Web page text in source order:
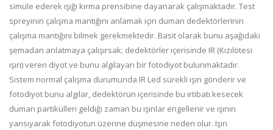
simüle ederek ışığı kırma prensibine dayanarak çalışmaktadır. Test
spreyinin çalışma mantığını anlamak için duman dedektörlerinin
çalışma mantığını bilmek gerekmektedir. Basit olarak bunu aşağıdaki
şemadan anlatmaya çalışırsak; dedektörler içerisinde IR (Kızılötesi
ışın) veren diyot ve bunu algılayan bir fotodiyot bulunmaktadır.
Sistem normal çalışma durumunda IR Led sürekli ışın gönderir ve
fotodiyot bunu algılar, dedektörün içerisinde bu irtibatı kesecek
duman partikülleri geldiği zaman bu ışınlar engellenir ve ışının
yansıyarak fotodiyotun üzerine düşmesine neden olur. Işın